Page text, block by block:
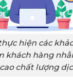
hiện các
khách hàng
chất lượng